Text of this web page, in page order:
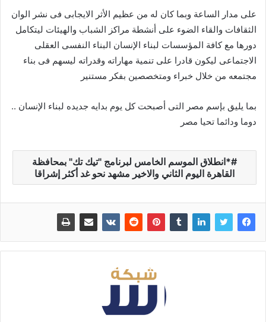
على مدار الساعة وبما كان له من عظيم الأثر الايجابى فى نشر الوان
الثقافات والقاء الضوء على أنشطة مراكز الشباب والهيئات ليتكامل
دورها مع كافة المؤسسات لبناء الإنسان البناء النفسى العقلى
الاجتماعى ليكون قادرا على تنمية مهاراته وقدراته ليسهم فى بناء
مجتمعه من خلال خبراء ومتخصصين بفكر مستنير
بما يليق بإسم مصر التى أصبحت كل يوم بدايه جديده لبناء الإنسان ..
دوما ودائما تحيا مصر
*انطلاق الموسم الخامس لبرنامج "تيك تك" بمحافظة
القاهرة اليوم الثاني والاخير مشهد نحو غد أكثر إشراقا